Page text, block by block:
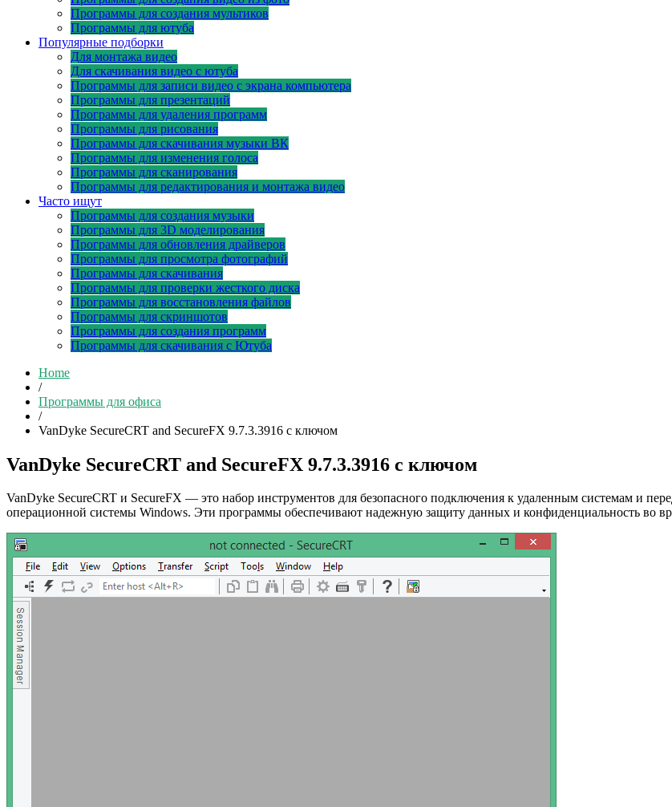
Программы для создания мультиков
Программы для ютуба
Популярные подборки
Для монтажа видео
Для скачивания видео с ютуба
Программы для записи видео с экрана компьютера
Программы для презентаций
Программы для удаления программ
Программы для рисования
Программы для скачивания музыки ВК
Программы для изменения голоса
Программы для сканирования
Программы для редактирования и монтажа видео
Часто ищут
Программы для создания музыки
Программы для 3D моделирования
Программы для обновления драйверов
Программы для просмотра фотографий
Программы для скачивания
Программы для проверки жесткого диска
Программы для восстановления файлов
Программы для скриншотов
Программы для создания программ
Программы для скачивания с Ютуба
Home
/
Программы для офиса
/
VanDyke SecureCRT and SecureFX 9.7.3.3916 с ключом
VanDyke SecureCRT and SecureFX 9.7.3.3916 с ключом
VanDyke SecureCRT и SecureFX — это набор инструментов для безопасного подключения к удаленным системам и
операционной системы Windows. Эти программы обеспечивают надежную защиту данных и конфиденциальность во